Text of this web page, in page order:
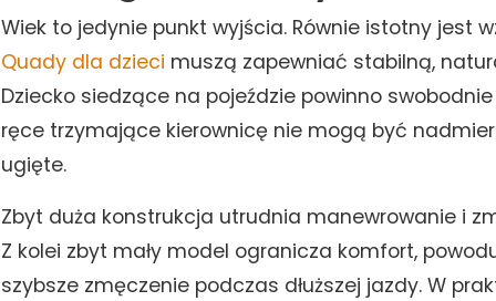
Wiek to jedynie punkt wyjścia. Równie istotny jest
Quady dla dzieci muszą zapewniać stabilną,
Dziecko siedzące na pojeździe powinno
ręce trzymające kierownicę nie mogą być
ugięte.
Zbyt duża konstrukcja utrudnia manewrowanie i
Z kolei zbyt mały model ogranicza komfort,
szybsze zmęczenie podczas dłuższej jazdy. W